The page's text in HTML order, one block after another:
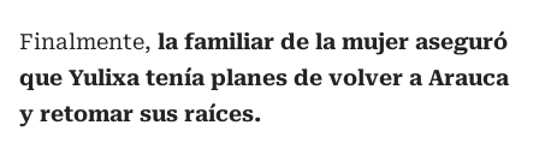
Finalmente, la familiar de la mujer aseguró
que Yulixa tenía planes de volver a Arauca
y retomar sus raíces.